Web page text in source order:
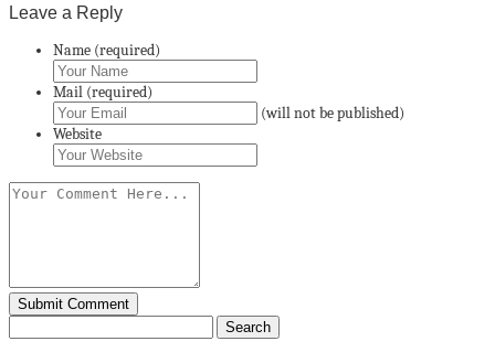
Leave a Reply
Name (required)
Mail (required)
(will not be published)
Website